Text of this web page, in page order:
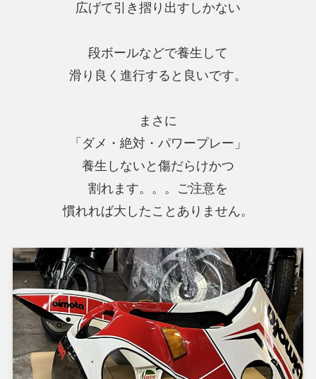
広げて引き摺り出すしかない
段ボールなどで養生して
滑り良く進行すると良いです。
まさに
「ダメ・絶対・パワープレー」
養生しないと傷だらけかつ
割れます。。。ご注意を
慣れれば大したことありません。